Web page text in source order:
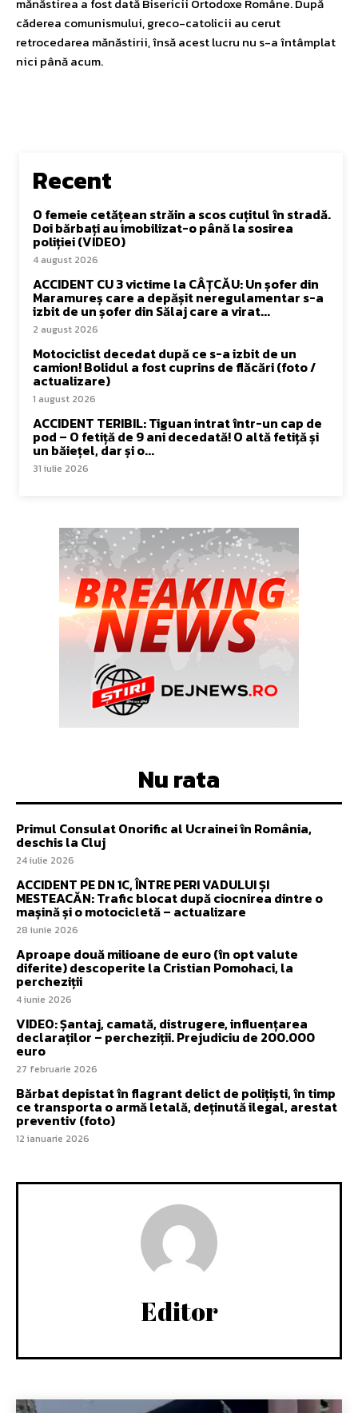
căderea comunismului, greco-catolicii au cerut
retrocedarea mănăstirii, însă acest lucru nu s-a întâmplat
nici până acum.
Recent
O femeie cetățean străin a scos cuțitul în stradă.
Doi bărbați au imobilizat-o până la sosirea
poliției (VIDEO)
4 august 2026
ACCIDENT CU 3 victime la CÂȚCĂU: Un șofer din
Maramureș care a depășit neregulamentar s-a
izbit de un șofer din Sălaj care a virat...
2 august 2026
Motociclist decedat după ce s-a izbit de un
camion! Bolidul a fost cuprins de flăcări (foto /
actualizare)
1 august 2026
ACCIDENT TERIBIL: Tiguan intrat într-un cap de
pod – O fetiță de 9 ani decedată! O altă fetiță și
un băiețel, dar și o...
31 iulie 2026
Nu rata
Primul Consulat Onorific al Ucrainei în România,
deschis la Cluj
24 iulie 2026
ACCIDENT PE DN 1C, ÎNTRE PERI VADULUI ȘI
MESTEACĂN: Trafic blocat după ciocnirea dintre o
mașină și o motocicletă – actualizare
28 iunie 2026
Aproape două milioane de euro (în opt valute
diferite) descoperite la Cristian Pomohaci, la
percheziții
4 iunie 2026
VIDEO: Șantaj, camată, distrugere, influențarea
declaraților – percheziții. Prejudiciu de 200.000
euro
27 februarie 2026
Bărbat depistat în flagrant delict de polițiști, în timp
ce transporta o armă letală, deținută ilegal, arestat
preventiv (foto)
12 ianuarie 2026
Editor